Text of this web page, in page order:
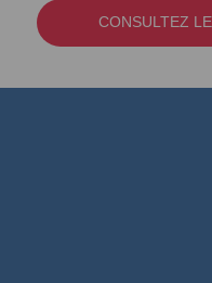
CONSULTEZ